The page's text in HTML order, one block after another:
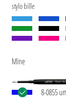
stylo bille
Mine
8-0855